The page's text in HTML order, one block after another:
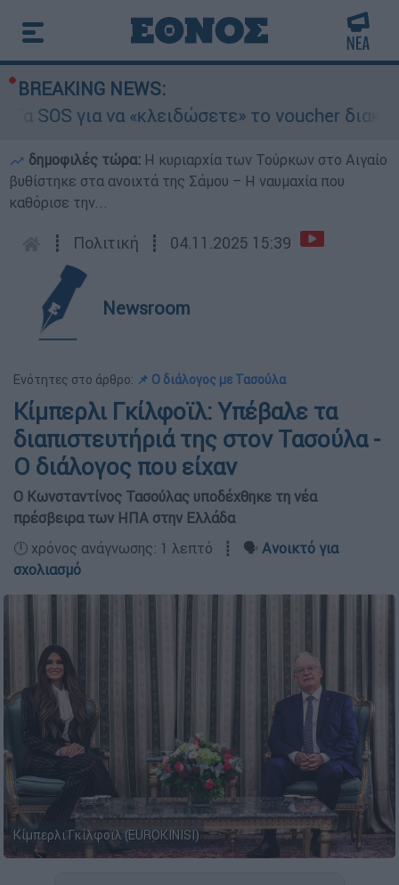
BREAKING NEWS:
για να «κλειδώσετε» το voucher διακοπών
δημοφιλές τώρα: Η κυριαρχία των Τούρκων στο Αιγαίο
βυθίστηκε στα ανοιχτά της Σάμου – Η ναυμαχία που
καθόρισε την...
┋ Πολιτική ┋ 04.11.2025 15:39
Newsroom
Ενότητες στο άρθρο: 📌 Ο διάλογος με Τασούλα
Κίμπερλι Γκίλφοϊλ: Υπέβαλε τα
διαπιστευτήριά της στον Τασούλα -
Ο διάλογος που είχαν
Ο Κωνσταντίνος Τασούλας υποδέχθηκε τη νέα
πρέσβειρα των ΗΠΑ στην Ελλάδα
🕛 χρόνος ανάγνωσης: 1 λεπτό ┋ 🗣️ Ανοικτό για
σχολιασμό
Κίμπερλι Γκίλφοϊλ (EUROKINISI)